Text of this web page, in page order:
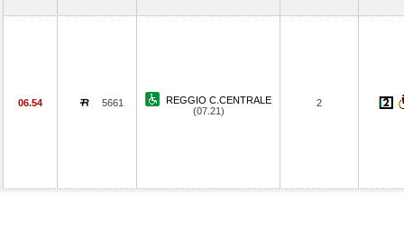
06.54 5661
REGGIO C.CENTRALE
(07.21)
2